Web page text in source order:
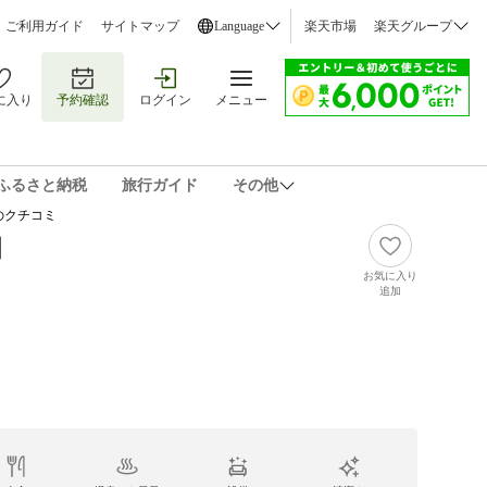
ご利用ガイド サイトマップ Language 楽天市場 楽天グループ
入り 予約確認 ログイン メニュー
るさと納税 旅行ガイド その他
クチコミ
お気に入り
追加